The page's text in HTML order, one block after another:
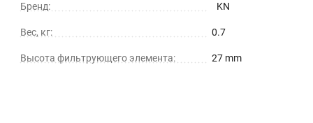
Бренд: KN
Вес, кг: 0.7
Высота фильтрующего элемента: 27 mm